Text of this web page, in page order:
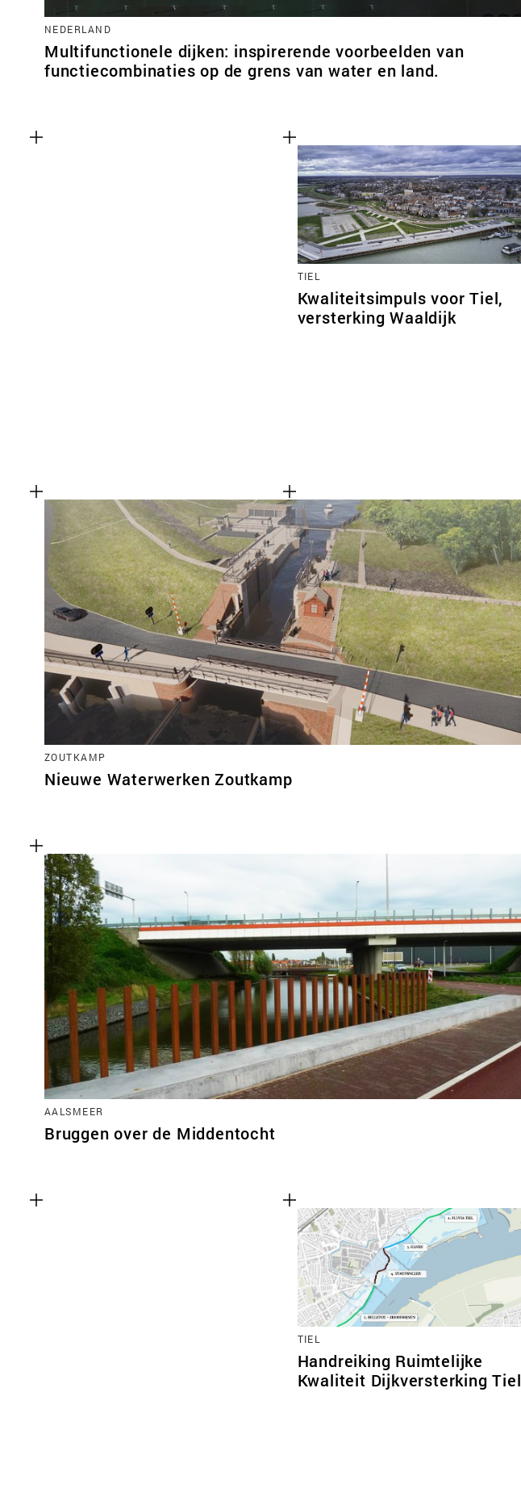
NEDERLAND
Multifunctionele dijken: inspirerende voorbeelden van
functiecombinaties op de grens van water en land.
TIEL
Kwaliteitsimpuls voor Tiel,
versterking Waaldijk
ZOUTKAMP
Nieuwe Waterwerken Zoutkamp
AALSMEER
Bruggen over de Middentocht
TIEL
Handreiking Ruimtelijke
Kwaliteit Dijkversterking Tiel